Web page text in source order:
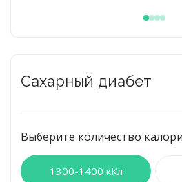
Сахарный диабет
Выберите количество
1300-1400 кКл